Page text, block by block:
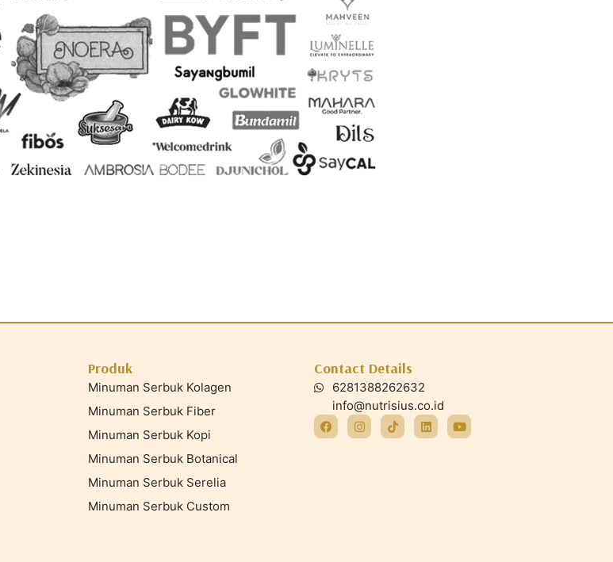
Produk
Minuman Serbuk Kolagen
Minuman Serbuk Fiber
Minuman Serbuk Kopi
Minuman Serbuk Botanical
Minuman Serbuk Serelia
Minuman Serbuk Custom
Contact Details
6281388262632
info@nutrisius.co.id